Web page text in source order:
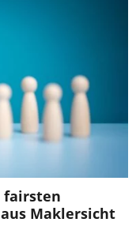
fairsten
Maklersicht